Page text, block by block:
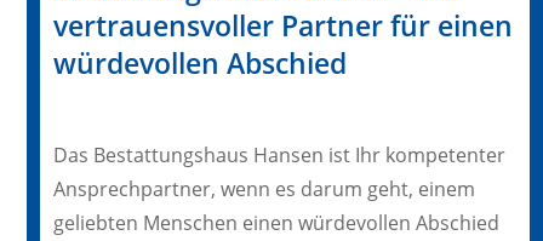
vertrauensvoller Partner für einen
würdevollen Abschied
Das Bestattungshaus Hansen ist Ihr kompetenter
Ansprechpartner, wenn es darum geht, einem
geliebten Menschen einen würdevollen Abschied